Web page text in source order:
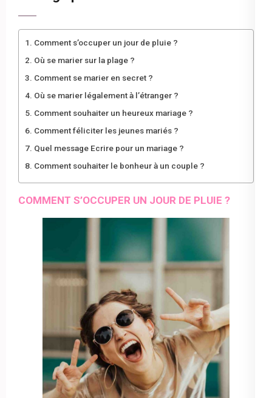
Comment s’occuper un jour de pluie ?
Où se marier sur la plage ?
Comment se marier en secret ?
Où se marier légalement à l’étranger ?
Comment souhaiter un heureux mariage ?
Comment féliciter les jeunes mariés ?
Quel message Ecrire pour un mariage ?
Comment souhaiter le bonheur à un couple ?
COMMENT S’OCCUPER UN JOUR DE PLUIE ?